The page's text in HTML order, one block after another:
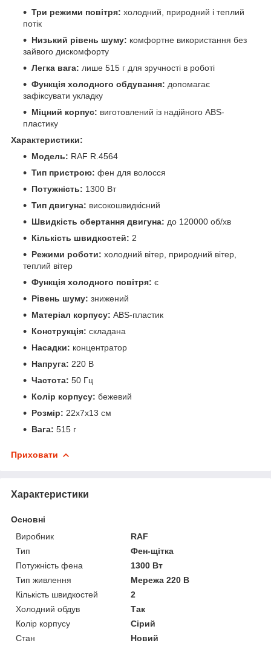
Три режими повітря: холодний, природний і теплий
потік
Низький рівень шуму: комфортне використання без
зайвого дискомфорту
Легка вага: лише 515 г для зручності в роботі
Функція холодного обдування: допомагає
зафіксувати укладку
Міцний корпус: виготовлений із надійного ABS-
пластику
Характеристики:
Модель: RAF R.4564
Тип пристрою: фен для волосся
Потужність: 1300 Вт
Тип двигуна: високошвидкісний
Швидкість обертання двигуна: до 120000 об/хв
Кількість швидкостей: 2
Режими роботи: холодний вітер, природний вітер,
теплий вітер
Функція холодного повітря: є
Рівень шуму: знижений
Матеріал корпусу: ABS-пластик
Конструкція: складана
Насадки: концентратор
Напруга: 220 В
Частота: 50 Гц
Колір корпусу: бежевий
Розмір: 22х7х13 см
Вага: 515 г
Приховати
Характеристики
Основні
Виробник
RAF
Тип
Фен-щітка
Потужність фена
1300 Вт
Тип живлення
Мережа 220 В
Кількість швидкостей
2
Холодний обдув
Так
Колір корпусу
Сірий
Стан
Новий